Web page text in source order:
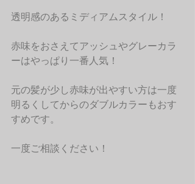
透明感のあるミディアムスタイル！
赤味をおさえてアッシュやグレーカラ
ーはやっぱり一番人気！
元の髪が少し赤味が出やすい方は一度
明るくしてからのダブルカラーもおす
すめです。
一度ご相談ください！